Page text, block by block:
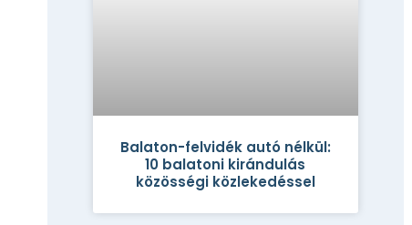
Balaton-felvidék autó nélkül:
10 balatoni kirándulás
közösségi közlekedéssel